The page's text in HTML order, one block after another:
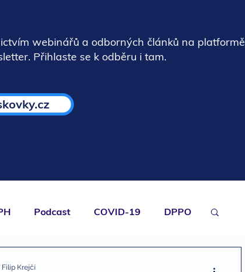
webinářů a odborných článků na platformě
Přihlaste se k odběru i tam.
Podcast COVID-19 DPPO
Filip Krejčí